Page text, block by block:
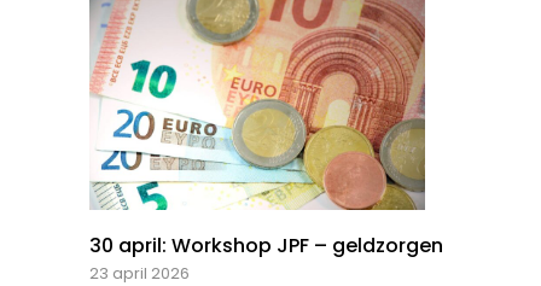
30 april: Workshop JPF – geldzorgen
23 april 2026